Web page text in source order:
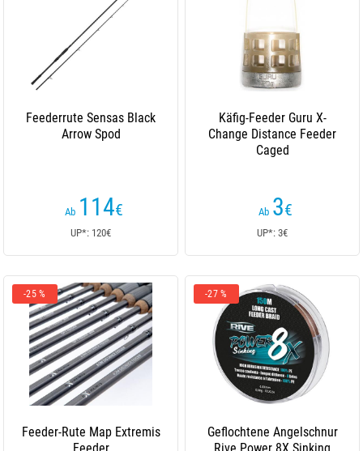
Feederrute Sensas Black
Arrow Spod
Ab 114€
UP*: 120€
Käfig-Feeder Guru X-
Change Distance Feeder
Caged
Ab 3€
UP*: 3€
-25 %
Feeder-Rute Map Extremis
-27 %
Geflochtene Angelschnur